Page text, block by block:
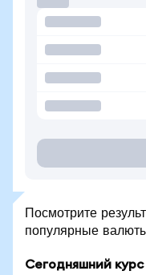
Посмотрите
популярные
Сегодняшний